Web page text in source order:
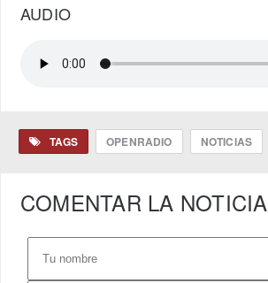
AUDIO
TAGS OPENRADIO NOTICIAS
COMENTAR LA NOTICIA